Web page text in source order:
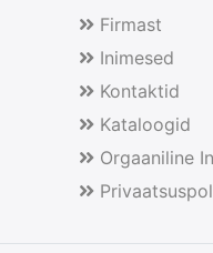
Firmast
Inimesed
Kontaktid
Kataloogid
Orgaaniline